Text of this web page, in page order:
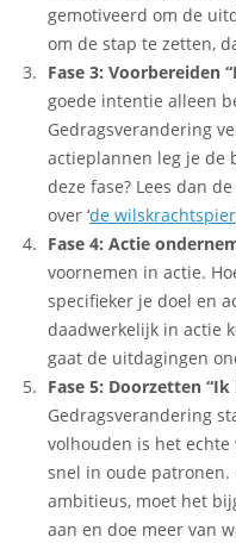
gemotiveerd om de
om de stap te zetten,
Fase 3: Voorbereiden
goede intentie alleen
Gedragsverandering
actieplannen leg je de
deze fase? Lees dan
over ‘de wilskrachtspier
Fase 4: Actie
voornemen in actie.
specifieker je doel en
daadwerkelijk in actie
gaat de uitdagingen
Fase 5: Doorzetten
Gedragsverandering
volhouden is het echte
snel in oude patronen.
ambitieus, moet het
aan en doe meer van